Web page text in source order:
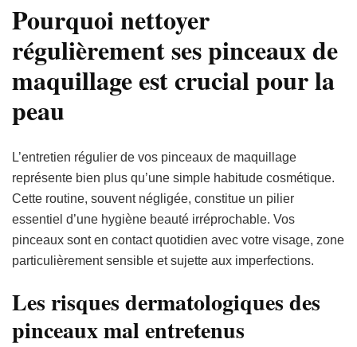
Pourquoi nettoyer
régulièrement ses pinceaux de
maquillage est crucial pour la
peau
L’entretien régulier de vos pinceaux de maquillage
représente bien plus qu’une simple habitude cosmétique.
Cette routine, souvent négligée, constitue un pilier
essentiel d’une hygiène beauté irréprochable. Vos
pinceaux sont en contact quotidien avec votre visage, zone
particulièrement sensible et sujette aux imperfections.
Les risques dermatologiques des
pinceaux mal entretenus